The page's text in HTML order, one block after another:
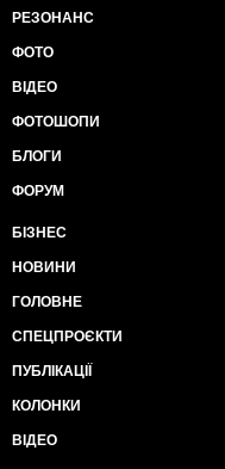
ребята из спецслужб
наверняка раньше
Так вот что я хочу
уничтожил
был достигнут СБУ и
понятных приказов и
контрразведки и
должны понимать что
прочих силовых
Зеленского.
Полная деградация
и далее наращивает
73%!! - вы сделали
РЕЗОНАНС
ФОТО
ВІДЕО
ФОТОШОПИ
БЛОГИ
ФОРУМ
БІЗНЕС
НОВИНИ
ГОЛОВНЕ
СПЕЦПРОЄКТИ
ПУБЛІКАЦІЇ
КОЛОНКИ
ВІДЕО